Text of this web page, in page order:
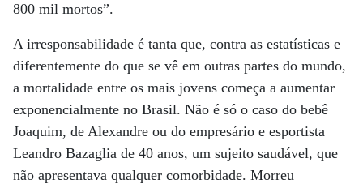
800 mil mortos”.
A irresponsabilidade é tanta que, contra as estatísticas e
diferentemente do que se vê em outras partes do mundo,
a mortalidade entre os mais jovens começa a aumentar
exponencialmente no Brasil. Não é só o caso do bebê
Joaquim, de Alexandre ou do empresário e esportista
Leandro Bazaglia de 40 anos, um sujeito saudável, que
não apresentava qualquer comorbidade. Morreu